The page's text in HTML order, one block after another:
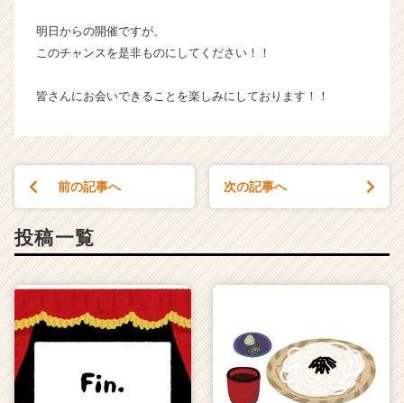
r
C
e
明日からの開催ですが、
このチャンスを是非ものにしてください！！
皆さんにお会いできることを楽しみにしております！！
前の記事へ 次の記事へ
投稿一覧